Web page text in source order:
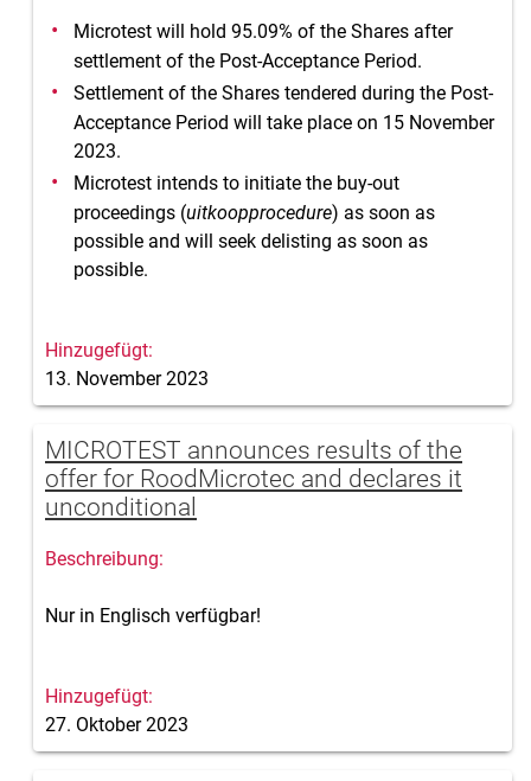
Microtest will hold 95.09% of the Shares after
settlement of the Post-Acceptance Period.
Settlement of the Shares tendered during the Post-
Acceptance Period will take place on 15 November
2023.
Microtest intends to initiate the buy-out
proceedings (uitkoopprocedure) as soon as
possible and will seek delisting as soon as
possible.
13. November 2023
MICROTEST announces results of the
offer for RoodMicrotec and declares it
unconditional
Nur in Englisch verfügbar!
27. Oktober 2023